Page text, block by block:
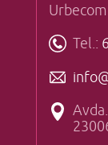
Tel.: